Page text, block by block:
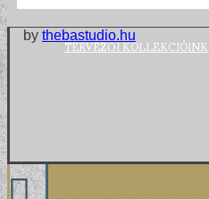
TERVEZŐI KOLLEKCIÓINK
by thebastudio.hu